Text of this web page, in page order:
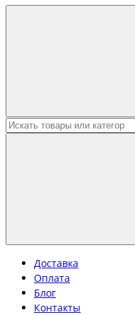
Доставка
Оплата
Блог
Контакты